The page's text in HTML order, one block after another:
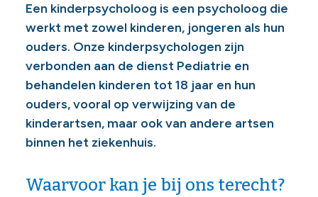
Een kinderpsycholoog is een psycholoog die
werkt met zowel kinderen, jongeren als hun
ouders. Onze kinderpsychologen zijn
verbonden aan de dienst Pediatrie en
behandelen kinderen tot 18 jaar en hun
ouders, vooral op verwijzing van de
kinderartsen, maar ook van andere artsen
binnen het ziekenhuis.
Waarvoor kan je bij ons terecht?